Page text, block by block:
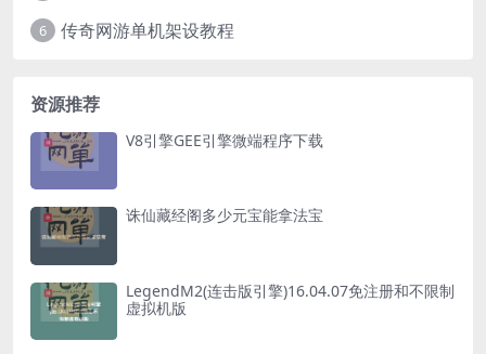
6 传奇网游单机架设教程
资源推荐
V8引擎GEE引擎微端程序下载
诛仙藏经阁多少元宝能拿法宝
LegendM2(连击版引擎)16.04.07免注册和不限制
虚拟机版